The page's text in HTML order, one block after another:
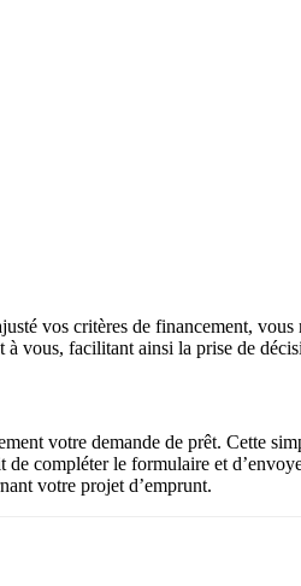
vos critères de financement,
à vous, facilitant ainsi la prise de
votre demande de prêt. Cette
compléter le formulaire et
votre projet d’emprunt.